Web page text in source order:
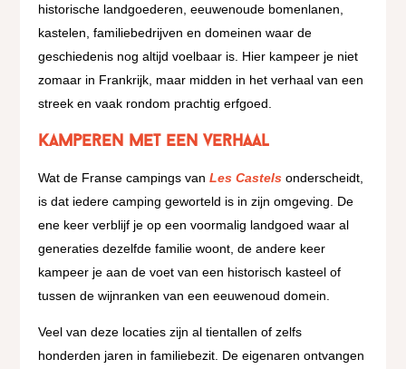
historische landgoederen, eeuwenoude bomenlanen,
kastelen, familiebedrijven en domeinen waar de
geschiedenis nog altijd voelbaar is. Hier kampeer je niet
zomaar in Frankrijk, maar midden in het verhaal van een
streek en vaak rondom prachtig erfgoed.
Kamperen met een verhaal
Wat de Franse campings van Les Castels onderscheidt,
is dat iedere camping geworteld is in zijn omgeving. De
ene keer verblijf je op een voormalig landgoed waar al
generaties dezelfde familie woont, de andere keer
kampeer je aan de voet van een historisch kasteel of
tussen de wijnranken van een eeuwenoud domein.
Veel van deze locaties zijn al tientallen of zelfs
honderden jaren in familiebezit. De eigenaren ontvangen